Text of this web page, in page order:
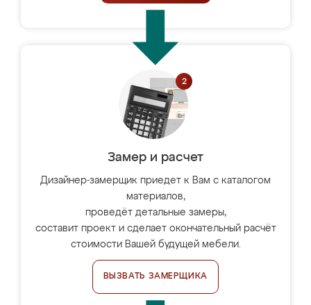
Замер и расчет
Дизайнер-замерщик приедет к Вам с каталогом
материалов,
проведёт детальные замеры,
составит проект и сделает окончательный расчёт
стоимости Вашей будущей мебели.
ВЫЗВАТЬ ЗАМЕРЩИКА